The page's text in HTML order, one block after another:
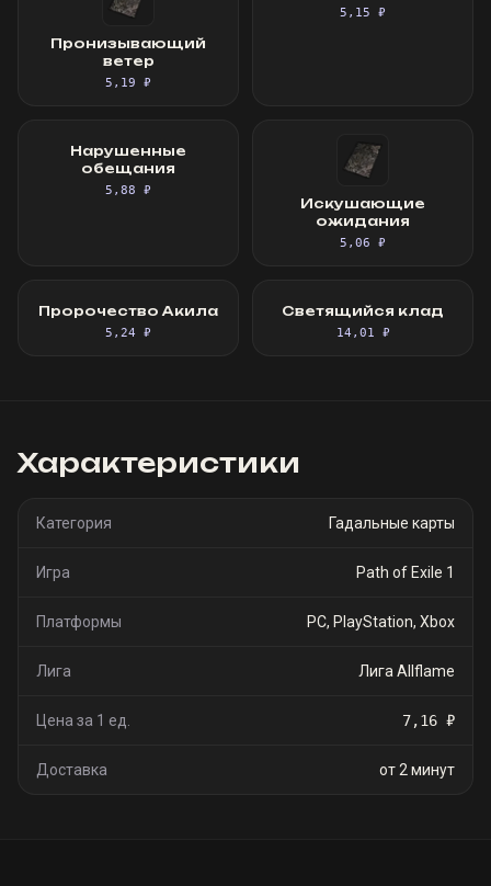
Пронизывающий
ветер
5,19 ₽
5,15 ₽
Нарушенные
обещания
5,88 ₽
Искушающие
ожидания
5,06 ₽
Пророчество Акила
5,24 ₽
Светящийся клад
14,01 ₽
Характеристики
Категория Гадальные карты
Игра Path of Exile 1
Платформы PC, PlayStation, Xbox
Лига Лига Allflame
Цена за 1 ед. 7,16 ₽
Доставка от 2 минут